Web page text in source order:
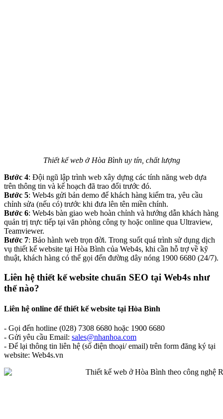
Thiết kế web ở Hòa Bình uy tín, chất lượng
Bước 4: Đội ngũ lập trình web xây dựng các tính năng web dựa
trên thông tin và kế hoạch đã trao đổi trước đó.
Bước 5: Web4s gửi bản demo để khách hàng kiểm tra, yêu cầu
chỉnh sửa (nếu có) trước khi đưa lên tên miền chính.
Bước 6: Web4s bàn giao web hoàn chỉnh và hướng dẫn khách hàng
quản trị trực tiếp tại văn phòng công ty hoặc online qua Ultraview,
Teamviewer.
Bước 7: Bảo hành web trọn đời. Trong suốt quá trình sử dụng dịch
vụ thiết kế website tại Hòa Bình của Web4s, khi cần hỗ trợ về kỹ
thuật, khách hàng có thể gọi đến đường dây nóng 1900 6680 (24/7).
Liên hệ thiết kế website chuẩn SEO tại Web4s như
thế nào?
Liên hệ online để thiết kế website tại Hòa Bình
- Gọi đến hotline (028) 7308 6680 hoặc 1900 6680
- Gửi yêu cầu Email: sales@nhanhoa.com
- Để lại thông tin liên hệ (số điện thoại/ email) trên form đăng ký tại
website: Web4s.vn